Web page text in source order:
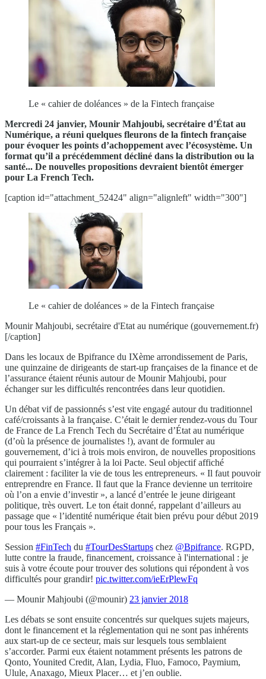
Le « cahier de doléances » de la Fintech française
Mercredi 24 janvier, Mounir Mahjoubi, secrétaire d’État au
Numérique, a réuni quelques fleurons de la fintech française
pour évoquer les points d’achoppement avec l’écosystème. Un
format qu’il a précédemment décliné dans la distribution ou la
santé... De nouvelles propositions devraient bientôt émerger
pour La French Tech.
[caption id="attachment_52424" align="alignleft" width="300"]
Le « cahier de doléances » de la Fintech française
Mounir Mahjoubi, secrétaire d'Etat au numérique (gouvernement.fr)
[/caption]
Dans les locaux de Bpifrance du IXème arrondissement de Paris,
une quinzaine de dirigeants de start-up françaises de la finance et de
l’assurance étaient réunis autour de Mounir Mahjoubi, pour
échanger sur les difficultés rencontrées dans leur quotidien.
Un débat vif de passionnés s’est vite engagé autour du traditionnel
café/croissants à la française. C’était le dernier rendez-vous du Tour
de France de La French Tech du Secrétaire d’État au numérique
(d’où la présence de journalistes !), avant de formuler au
gouvernement, d’ici à trois mois environ, de nouvelles propositions
qui pourraient s’intégrer à la loi Pacte. Seul objectif affiché
clairement : faciliter la vie de tous les entrepreneurs. « Il faut pouvoir
entreprendre en France. Il faut que la France devienne un territoire
où l’on a envie d’investir », a lancé d’entrée le jeune dirigeant
politique, très ouvert. Le ton était donné, rappelant d’ailleurs au
passage que « l’identité numérique était bien prévu pour début 2019
pour tous les Français ».
Session #FinTech du #TourDesStartups chez @Bpifrance. RGPD,
lutte contre la fraude, financement, croissance à l'international : je
suis à votre écoute pour trouver des solutions qui répondent à vos
difficultés pour grandir! pic.twitter.com/ieErPlewFq
— Mounir Mahjoubi (@mounir) 23 janvier 2018
Les débats se sont ensuite concentrés sur quelques sujets majeurs,
dont le financement et la réglementation qui ne sont pas inhérents
aux start-up de ce secteur, mais sur lesquels tous semblaient
s’accorder. Parmi eux étaient notamment présents les patrons de
Qonto, Younited Credit, Alan, Lydia, Fluo, Famoco, Paymium,
Ulule, Anaxago, Mieux Placer… et j’en oublie.